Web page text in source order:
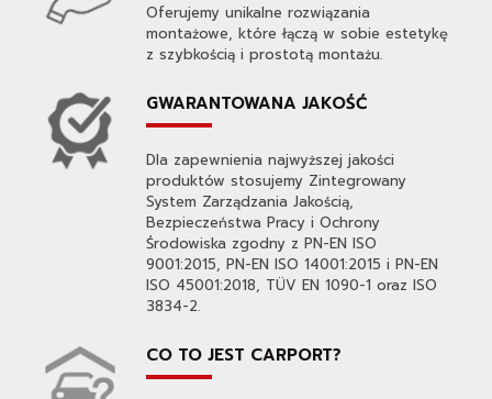
Oferujemy unikalne rozwiązania
montażowe, które łączą w sobie estetykę
z szybkością i prostotą montażu.
GWARANTOWANA JAKOŚĆ
Dla zapewnienia najwyższej jakości
produktów stosujemy Zintegrowany
System Zarządzania Jakością,
Bezpieczeństwa Pracy i Ochrony
Środowiska zgodny z PN-EN ISO
9001:2015, PN-EN ISO 14001:2015 i PN-EN
ISO 45001:2018, TÜV EN 1090-1 oraz ISO
3834-2.
CO TO JEST CARPORT?